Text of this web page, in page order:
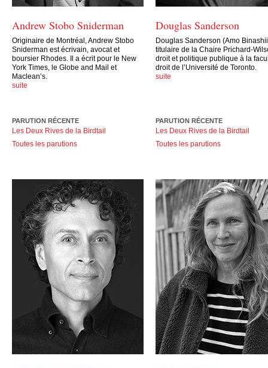
Andrew Stobo Sniderman
Originaire de Montréal, Andrew Stobo
Sniderman est écrivain, avocat et
boursier Rhodes. Il a écrit pour le New
York Times, le Globe and Mail et
Maclean’s.
suite
PARUTION RÉCENTE
Les Deux Rives de la Birdtail
Toutes les parutions
Douglas Sanderson
Douglas Sanderson (Amo
titulaire de la Chaire Prichard-
droit et politique publique à la
droit de l’Université de Toronto.
suite
PARUTION RÉCENTE
Les Deux Rives de la Birdtail
Toutes les parutions